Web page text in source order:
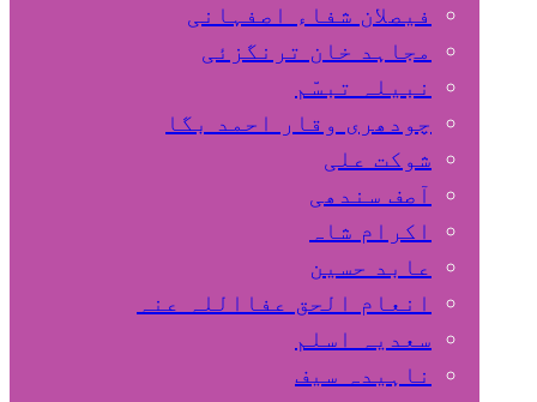
فیصلان شفاء اصفہانی
مجاہد خان ترنگزئی
نبیلہ تبسّم
چودھری وقار احمد بگا
شوکت علی
آصف سندھی
اکرام شاہ
عابد حسین
انعام الحق عفااللہ عنہ
سعدیہ اسلم
ناہیدہ سیف